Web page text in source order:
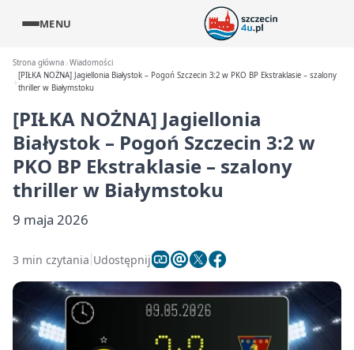
MENU
Strona główna Wiadomości
[PIŁKA NOŻNA] Jagiellonia Białystok – Pogoń Szczecin 3:2 w PKO BP Ekstraklasie – szalony
thriller w Białymstoku
[PIŁKA NOŻNA] Jagiellonia
Białystok – Pogoń Szczecin 3:2 w
PKO BP Ekstraklasie – szalony
thriller w Białymstoku
9 maja 2026
3 min czytania Udostępnij